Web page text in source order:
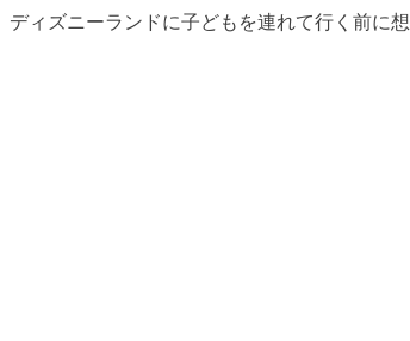
ディズニーランドに子どもを連れて行く前に